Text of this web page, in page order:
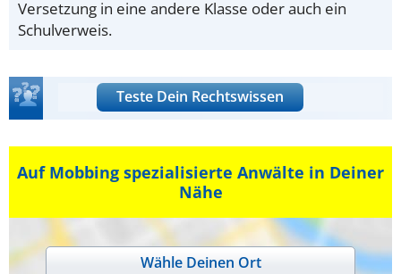
Versetzung in eine andere Klasse oder auch ein
Schulverweis.
Teste Dein Rechtswissen
Auf Mobbing spezialisierte Anwälte in Deiner
Nähe
Wähle Deinen Ort